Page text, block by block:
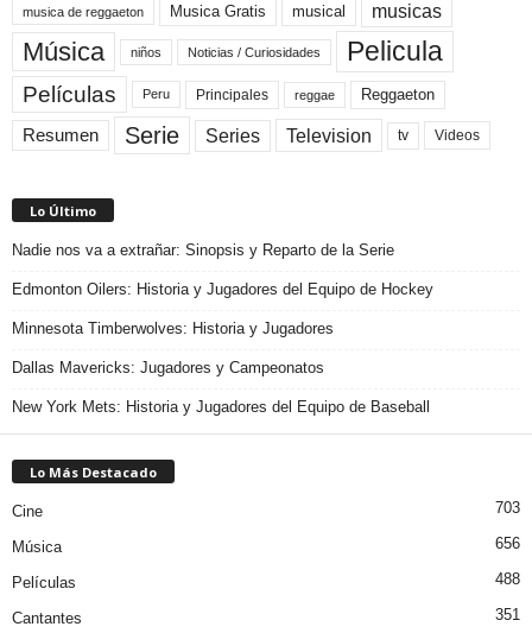
musica de reggaeton Musica Gratis musical musicas
Música niños Noticias / Curiosidades Pelicula
Películas Peru Principales reggae Reggaeton
Resumen Serie Series Television tv Videos
Lo Último
Nadie nos va a extrañar: Sinopsis y Reparto de la Serie
Edmonton Oilers: Historia y Jugadores del Equipo de Hockey
Minnesota Timberwolves: Historia y Jugadores
Dallas Mavericks: Jugadores y Campeonatos
New York Mets: Historia y Jugadores del Equipo de Baseball
Lo Más Destacado
Cine 703
Música 656
Películas 488
Cantantes 351